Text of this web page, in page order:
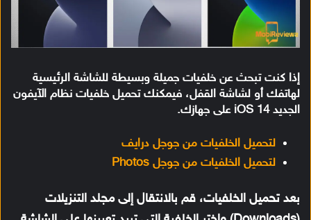
إذا كنت تبحث عن خلفيات جميلة وبسيطة للشاشة الرئيسية
لهاتفك أو لشاشة القفل، فيمكنك تحميل خلفيات نظام الآيفون
الجديد iOS 14 على جهازك.
لتحميل الخلفيات من جوجل درايف
لتحميل الخلفيات من جوجل Photos
بعد تحميل الخلفيات، قم بالانتقال إلى مجلد التنزيلات